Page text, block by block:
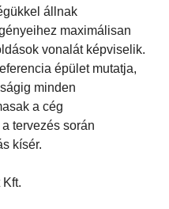
állnak
maximálisan
vonalát képviselik.
épület mutatja,
minden
a cég
tervezés során
kísér.